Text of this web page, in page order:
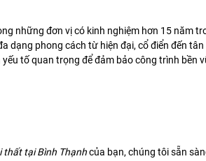
những đơn vị có kinh nghiệm hơn 15 năm
phong cách từ hiện đại, cổ điển đến
tố quan trọng để đảm bảo công trình bền
thất tại Bình Thạnhcủa bạn, chúng tôi sẵn